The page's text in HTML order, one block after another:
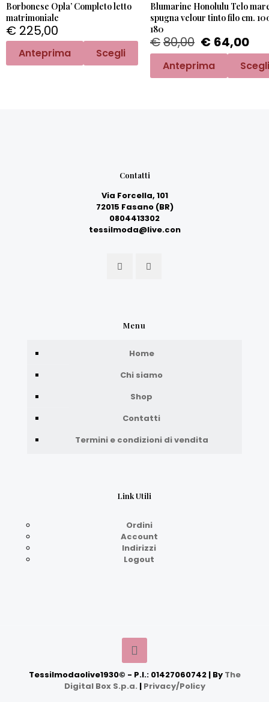
Borbonese Opla’ Completo letto
matrimoniale
€ 225,00
Anteprima Scegli
Blumarine Honolulu Telo
spugna velour tinto filo cm.
180
€80,00 € 64,00
Anteprima Scegli
Contatti
Via Forcella, 101
72015 Fasano (BR)
0804413302
tessilmoda@live.con
Menu
Home
Chi siamo
Shop
Contatti
Termini e condizioni di vendita
Link Utili
Ordini
Account
Indirizzi
Logout
Tessilmodaolive1930© - P.I.: 01427060742 | By The
Digital Box S.p.a. | Privacy/Policy